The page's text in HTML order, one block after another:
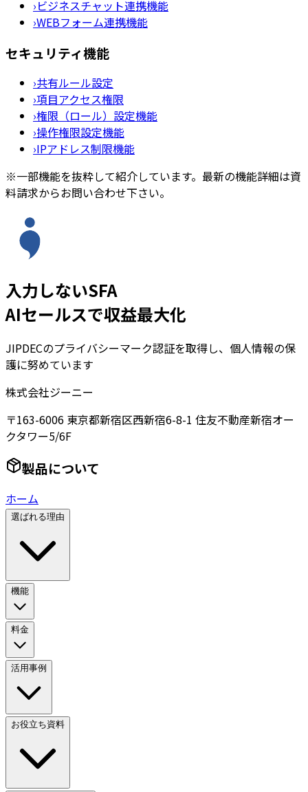
›ビジネスチャット連携機能
›WEBフォーム連携機能
セキュリティ機能
›共有ルール設定
›項目アクセス権限
›権限（ロール）設定機能
›操作権限設定機能
›IPアドレス制限機能
※一部機能を抜粋して紹介しています。最新の機能詳細は資
料請求からお問い合わせ下さい。
入力しないSFA
AIセールスで収益最大化
JIPDECのプライバシーマーク認証を取得し、個人情報の保
護に努めています
株式会社ジーニー
〒163-6006 東京都新宿区西新宿6-8-1 住友不動産新宿オー
クタワー5/6F
製品について
ホーム
選ばれる理由
機能
料金
活用事例
お役立ち資料